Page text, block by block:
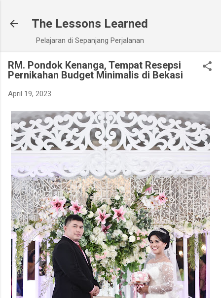
The Lessons Learned
Pelajaran di Sepanjang Perjalanan
RM. Pondok Kenanga, Tempat Resepsi
Pernikahan Budget Minimalis di Bekasi
April 19, 2023